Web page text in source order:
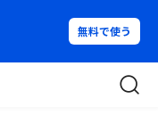
無料で使う